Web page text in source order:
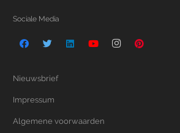
Sociale Media
Nieuwsbrief
Impressum
Algemene voorwaarden